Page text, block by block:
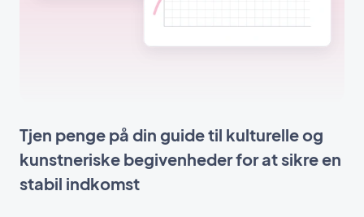
Tjen penge på din guide til kulturelle og
kunstneriske begivenheder for at sikre en
stabil indkomst